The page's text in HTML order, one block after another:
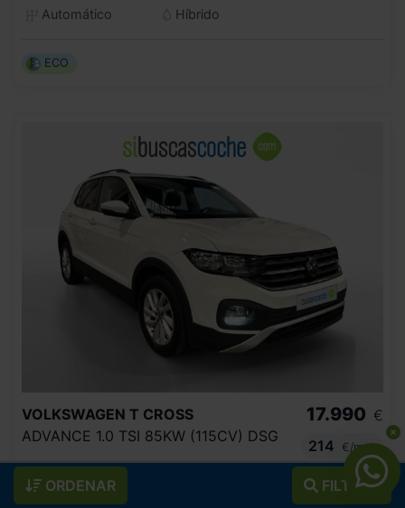
ORDENAR FILTROS
Automático
Híbrido
ECO
VOLKSWAGEN T CROSS
ADVANCE 1.0 TSI 85KW (115CV) DSG
17.990 €
214
€/mes